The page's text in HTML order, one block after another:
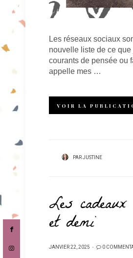
Les réseaux sociaux
nouvelle liste de ce
courants de pensée ou
appelle mes …
VOIR LA
PARJUSTINE
Les
et demi
PUBLIÉ
JANVIER 22, 2025 0